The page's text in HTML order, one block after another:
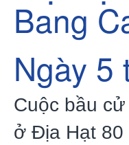
Bang
Ngày 5
Cuộc bầu
ở Địa Hạt 80